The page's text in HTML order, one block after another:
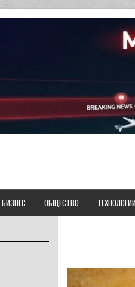
БИЗНЕС ОБЩЕСТВО ТЕХНОЛОГИИ